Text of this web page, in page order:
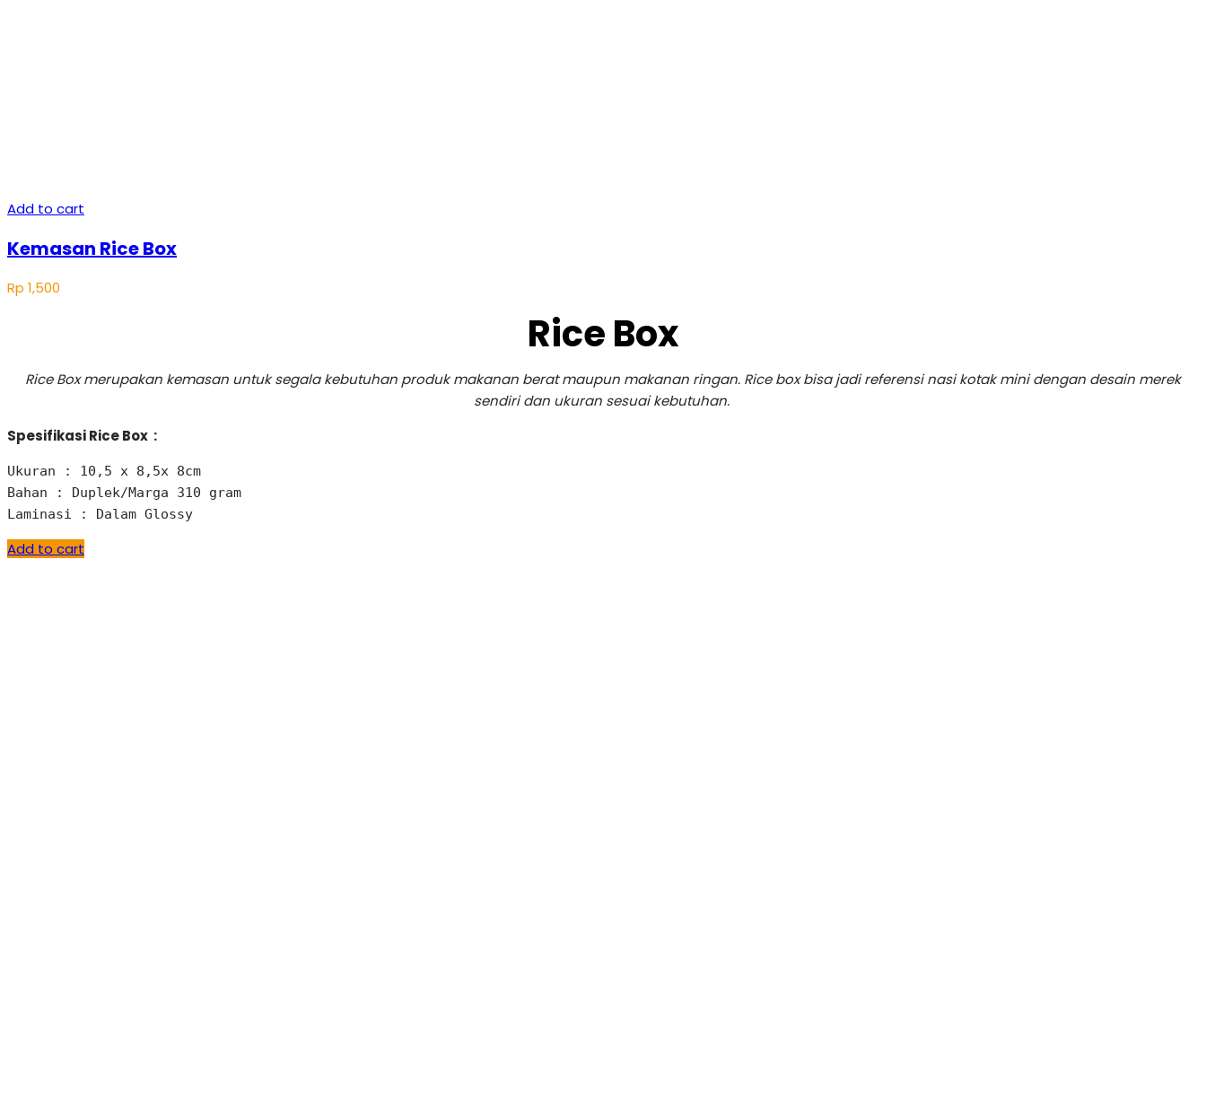
Add to cart
Kemasan Rice Box
Rp 1,500
Rice Box
Rice Box merupakan kemasan untuk segala kebutuhan produk makanan berat maupun makanan ringan. Rice box bisa jadi referensi nasi kotak mini dengan desain merek
sendiri dan ukuran sesuai kebutuhan.
Spesifikasi Rice Box :
Ukuran : 10,5 x 8,5x 8cm
Bahan : Duplek/Marga 310 gram
Laminasi : Dalam Glossy
Add to cart